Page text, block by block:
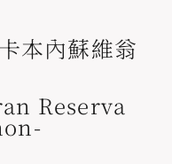
本內蘇維翁
Reserva